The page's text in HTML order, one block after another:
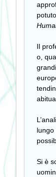
Il
o,
lungo
Si è